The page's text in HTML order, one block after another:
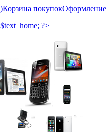
Корзина покупокОформление